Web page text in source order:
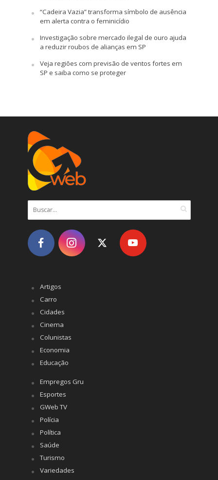
“Cadeira Vazia” transforma símbolo de ausência
em alerta contra o feminicídio
Investigação sobre mercado ilegal de ouro ajuda
a reduzir roubos de alianças em SP
Veja regiões com previsão de ventos fortes em
SP e saiba como se proteger
Artigos
Carro
Cidades
Cinema
Colunistas
Economia
Educação
Empregos Gru
Esportes
GWeb TV
Polícia
Política
Saúde
Turismo
Variedades